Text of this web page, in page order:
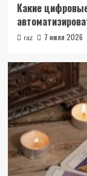
Какие
raz 7 июля 2026